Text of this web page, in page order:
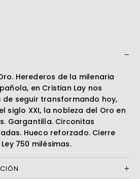
Herederos de la milenaria
en Cristian Lay nos
seguir transformando hoy,
siglo XXI, la nobleza del Oro en
Gargantilla. Circonitas
Hueco reforzado. Cierre
750 milésimas.